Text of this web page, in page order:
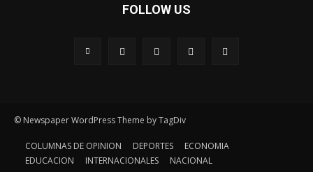
FOLLOW US
© Newspaper WordPress Theme by TagDiv
COLUMNAS DE OPINION DEPORTES
ECONOMIA
EDUCACION
INTERNACIONALES
NACIONAL